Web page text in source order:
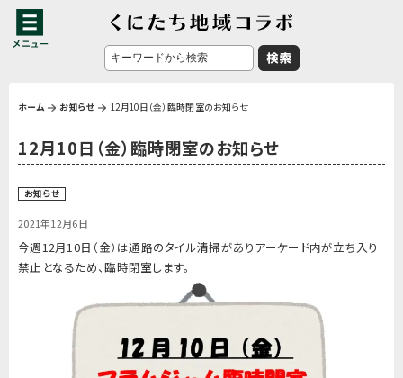
ホーム お知らせ 12月10日（金）臨時閉室のお知らせ
12月10日（金）臨時閉室のお知らせ
お知らせ
2021年12月6日
今週12月10日（金）は通路のタイル清掃がありアーケード内が立ち入り
禁止となるため、臨時閉室します。